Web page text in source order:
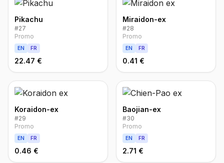
Pikachu
#27
Promo
EN FR
22.47 €
Miraidon-ex
#28
Promo
EN FR
0.41 €
Koraidon-ex
#29
Promo
EN FR
0.46 €
Baojian-ex
#30
Promo
EN FR
2.71 €